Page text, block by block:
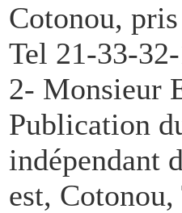
Cotonou,
Tel 21-33-
2- Monsieur
Publication
indépendant
est,